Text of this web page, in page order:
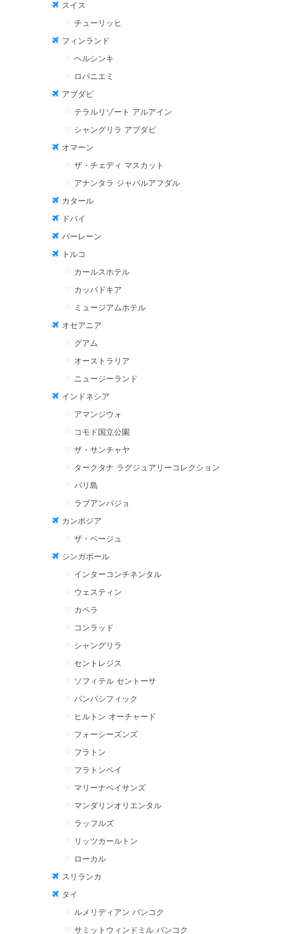
スイス
チューリッヒ
フィンランド
ヘルシンキ
ロバニエミ
アブダビ
テラルリゾート アルアイン
シャングリラ アブダビ
オマーン
ザ・チェディ マスカット
アナンタラ ジャバルアフダル
カタール
ドバイ
バーレーン
トルコ
カールスホテル
カッパドキア
ミュージアムホテル
オセアニア
グアム
オーストラリア
ニュージーランド
インドネシア
アマンジウォ
コモド国立公園
ザ・サンチャヤ
タークタナ ラグジュアリーコレクション
バリ島
ラブアンバジョ
カンボジア
ザ・ベージュ
シンガポール
インターコンチネンタル
ウェスティン
カペラ
コンラッド
シャングリラ
セントレジス
ソフィテル セントーサ
パンパシフィック
ヒルトン オーチャード
フォーシーズンズ
フラトン
フラトンベイ
マリーナベイサンズ
マンダリンオリエンタル
ラッフルズ
リッツカールトン
ローカル
スリランカ
タイ
ルメリディアン バンコク
サミットウィンドミル バンコク